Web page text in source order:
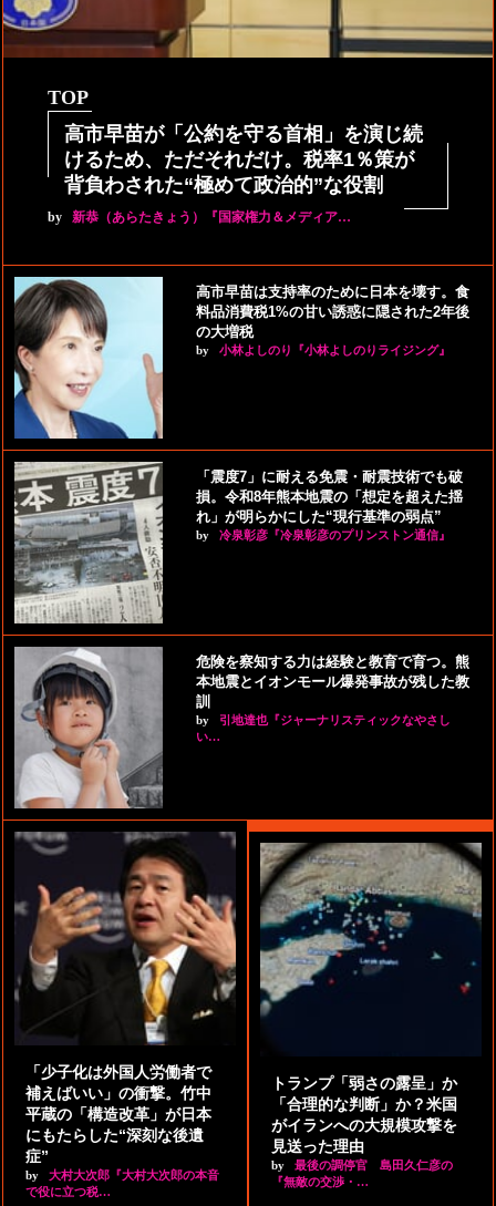
TOP
高市早苗が「公約を守る首相」を演じ続
けるため、ただそれだけ。税率1％策が
背負わされた“極めて政治的”な役割
by 新恭（あらたきょう）『国家権力＆メディア…
高市早苗は支持率のために日本を壊す。食
料品消費税1%の甘い誘惑に隠された2年後
の大増税
by 小林よしのり『小林よしのりライジング』
「震度7」に耐える免震・耐震技術でも破
損。令和8年熊本地震の「想定を超えた揺
れ」が明らかにした“現行基準の弱点”
by 冷泉彰彦『冷泉彰彦のプリンストン通信』
危険を察知する力は経験と教育で育つ。熊
本地震とイオンモール爆発事故が残した教
訓
by
引地達也『ジャーナリスティックなやさし
い…
「少子化は外国人労働者で
補えばいい」の衝撃。竹中
平蔵の「構造改革」が日本
にもたらした“深刻な後遺
症”
by
大村大次郎『大村大次郎の本音
で役に立つ税…
トランプ「弱さの露呈」か
「合理的な判断」か？米国
がイランへの大規模攻撃を
見送った理由
by
最後の調停官 島田久仁彦の
『無敵の交渉・…